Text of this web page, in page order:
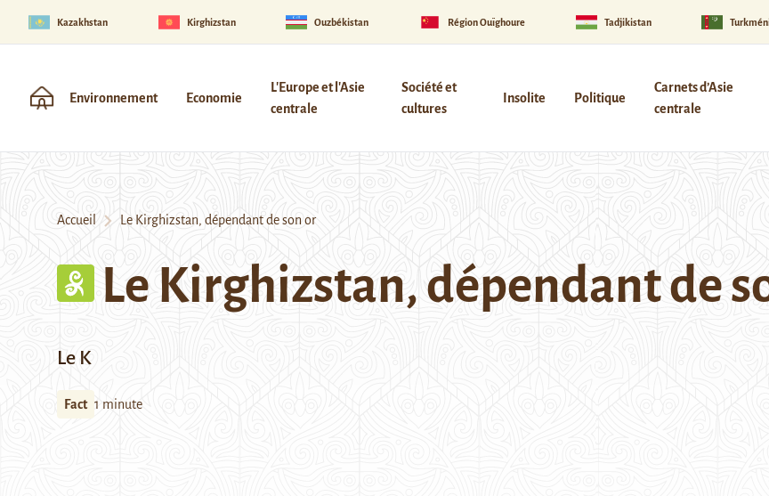
Kazakhstan Kirghizstan Ouzbékistan Région Ouïghoure Tadjikistan
Environnement Economie
L'Europe et l'Asie
centrale
Société et
cultures
Insolite Politique
Carnets d’Asie
centrale
Accueil Le Kirghizstan, dépendant de son or
Le Kirghizstan, dépendant de
Le K
Fact 1 minute